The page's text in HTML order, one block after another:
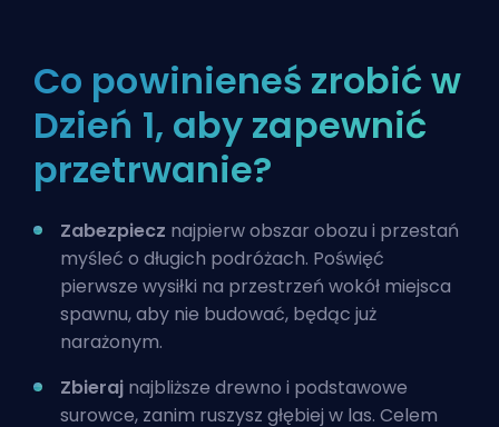
Co powinieneś zrobić w
Dzień 1, aby zapewnić
przetrwanie?
Zabezpiecz najpierw obszar obozu i przestań
myśleć o długich podróżach. Poświęć
pierwsze wysiłki na przestrzeń wokół miejsca
spawnu, aby nie budować, będąc już
narażonym.
Zbieraj najbliższe drewno i podstawowe
surowce, zanim ruszysz głębiej w las. Celem